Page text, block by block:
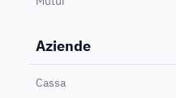
Aziende
Cassa